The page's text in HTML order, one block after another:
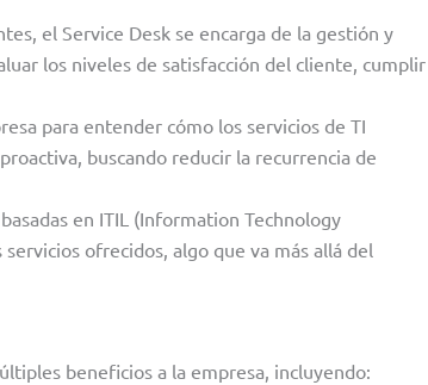
el Service Desk se encarga de la gestión y
los niveles de satisfacción del cliente, cumplir
para entender cómo los servicios de TI
buscando reducir la recurrencia de
en ITIL (Information Technology
ofrecidos, algo que va más allá del
beneficios a la empresa, incluyendo: